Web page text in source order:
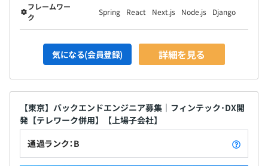
フレームワー
ク
Spring React Next.js Node.js Django
気になる(会員登録) 詳細を見る
【東京】バックエンドエンジニア募集｜フィンテック･DX開
発【テレワーク併用】【上場子会社】
通過ランク：B